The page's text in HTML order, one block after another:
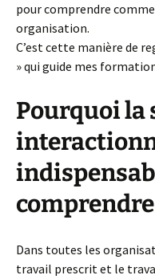
pour comprendre
organisation.
C’est cette manière de
» qui guide mes
Pourquoi la
Dans toutes les
travail prescrit et le